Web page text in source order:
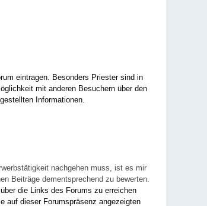
eintragen. Besonders Priester sind in
mit anderen Besuchern über den
Informationen.
nachgehen muss, ist es mir
Beiträge dementsprechend zu bewerten.
die Links des Forums zu erreichen
auf dieser Forumspräsenz angezeigten